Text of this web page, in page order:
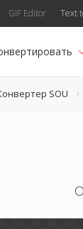
GIF Editor Text
SOU